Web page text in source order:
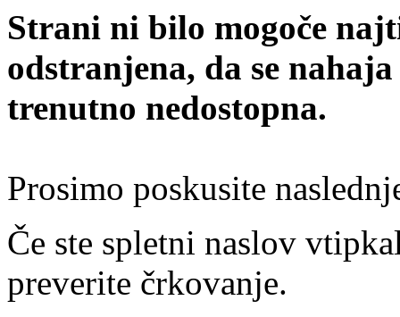
Strani ni bilo mogoče
odstranjena, da se
trenutno nedostopna.
Prosimo poskusite
Če ste spletni naslov
preverite črkovanje.